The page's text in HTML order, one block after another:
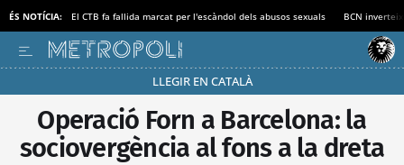
ÉS NOTÍCIA: El CTB fa fallida marcat per l'escàndol dels abusos sexuals BCN
LLEGIR EN CATALÀ
Passa’t al mode estalvi
Operació Forn a Barcelona: la
sociovergència al fons a la dreta